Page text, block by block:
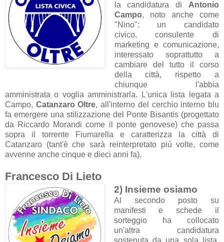
la candidatura di Antonio
Campo, noto anche come
"Nino": un candidato
civico, consulente di
marketing e comunicazione,
interessato soprattutto a
cambiare del tutto il corso
della città, rispetto a
chiunque l'abbia
amministrata o voglia amministrarla. L'unica lista legata a
Campo, Catanzaro Oltre, all'interno del cerchio interno blu
fa emergere una stilizzazione del Ponte Bisantis (progettato
da Riccardo Morandi come il ponte genovese) che passa
sopra il torrente Fiumarella e caratterizza la città di
Catanzaro (tant'è che sarà reinterpretato più volte, come
avvenne anche cinque e dieci anni fa).
Francesco Di Lieto
2) Insieme osiamo
Al secondo posto su
manifesti e schede il
sorteggio ha collocato
un'altra candidatura
sostenuta da una sola lista,